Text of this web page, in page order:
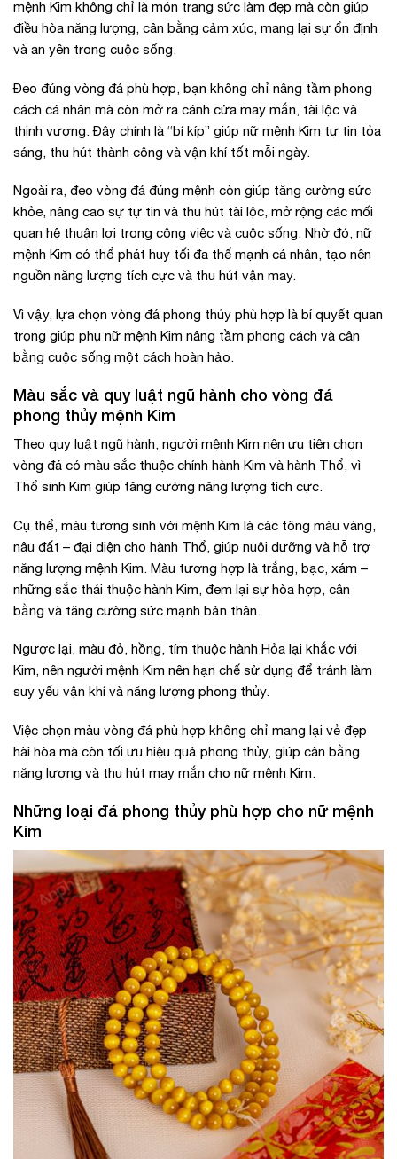
mệnh Kim không chỉ là món trang sức làm đẹp mà còn giúp
điều hòa năng lượng, cân bằng cảm xúc, mang lại sự ổn định
và an yên trong cuộc sống.
Đeo đúng vòng đá phù hợp, bạn không chỉ nâng tầm phong
cách cá nhân mà còn mở ra cánh cửa may mắn, tài lộc và
thịnh vượng. Đây chính là “bí kíp” giúp nữ mệnh Kim tự tin tỏa
sáng, thu hút thành công và vận khí tốt mỗi ngày.
Ngoài ra, đeo vòng đá đúng mệnh còn giúp tăng cường sức
khỏe, nâng cao sự tự tin và thu hút tài lộc, mở rộng các mối
quan hệ thuận lợi trong công việc và cuộc sống. Nhờ đó, nữ
mệnh Kim có thể phát huy tối đa thế mạnh cá nhân, tạo nên
nguồn năng lượng tích cực và thu hút vận may.
Vì vậy, lựa chọn vòng đá phong thủy phù hợp là bí quyết quan
trọng giúp phụ nữ mệnh Kim nâng tầm phong cách và cân
bằng cuộc sống một cách hoàn hảo.
Màu sắc và quy luật ngũ hành cho vòng đá
phong thủy mệnh Kim
Theo quy luật ngũ hành, người mệnh Kim nên ưu tiên chọn
vòng đá có màu sắc thuộc chính hành Kim và hành Thổ, vì
Thổ sinh Kim giúp tăng cường năng lượng tích cực.
Cụ thể, màu tương sinh với mệnh Kim là các tông màu vàng,
nâu đất – đại diện cho hành Thổ, giúp nuôi dưỡng và hỗ trợ
năng lượng mệnh Kim. Màu tương hợp là trắng, bạc, xám –
những sắc thái thuộc hành Kim, đem lại sự hòa hợp, cân
bằng và tăng cường sức mạnh bản thân.
Ngược lại, màu đỏ, hồng, tím thuộc hành Hỏa lại khắc với
Kim, nên người mệnh Kim nên hạn chế sử dụng để tránh làm
suy yếu vận khí và năng lượng phong thủy.
Việc chọn màu vòng đá phù hợp không chỉ mang lại vẻ đẹp
hài hòa mà còn tối ưu hiệu quả phong thủy, giúp cân bằng
năng lượng và thu hút may mắn cho nữ mệnh Kim.
Những loại đá phong thủy phù hợp cho nữ mệnh
Kim